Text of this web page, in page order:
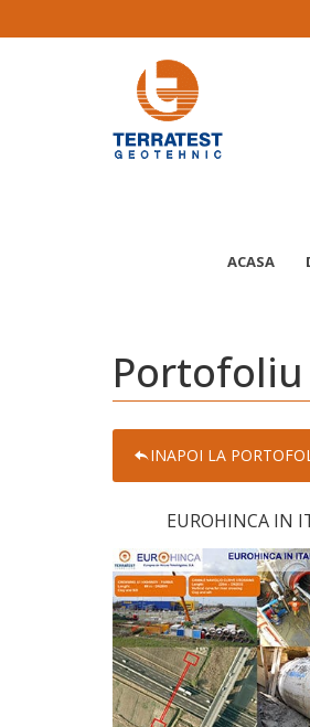
ACASA
INAPOI LA
EUROHINCA IN